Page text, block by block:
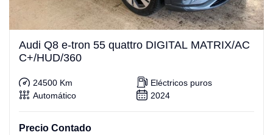
Audi Q8 e-tron 55 quattro DIGITAL MATRIX/AC
C+/HUD/360
24500 Km
Eléctricos puros
Automático
2024
Precio Contado